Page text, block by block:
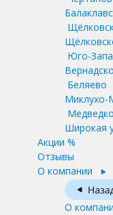
Юго-
Беляево
Миклухо-
Широкая
Акции %
Отзывы
О компании
О